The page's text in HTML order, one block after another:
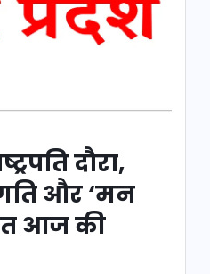
दौरा,
और ‘मन
आज की